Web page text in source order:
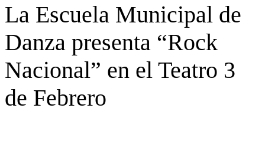
La Escuela Municipal de
Danza presenta “Rock
Nacional” en el Teatro 3
de Febrero